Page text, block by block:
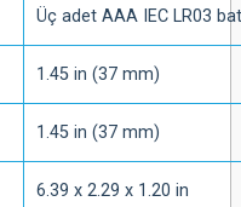
Üç adet AAA IEC LR03
1.45 in (37 mm)
1.45 in (37 mm)
6.39 x 2.29 x 1.20 in